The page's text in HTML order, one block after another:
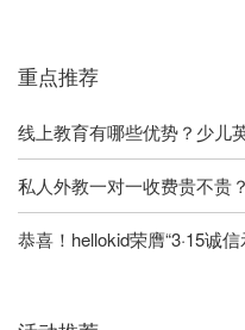
重点推荐
线上教育有哪些优势？少儿
私人外教一对一收费贵不贵
恭喜！hellokid荣膺“3·15诚